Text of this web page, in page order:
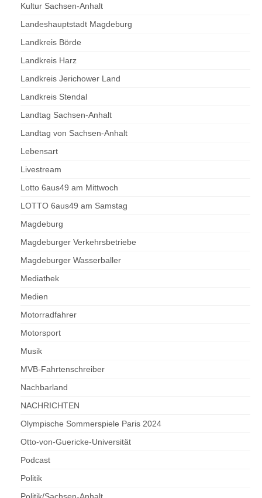
Kultur Sachsen-Anhalt
Landeshauptstadt Magdeburg
Landkreis Börde
Landkreis Harz
Landkreis Jerichower Land
Landkreis Stendal
Landtag Sachsen-Anhalt
Landtag von Sachsen-Anhalt
Lebensart
Livestream
Lotto 6aus49 am Mittwoch
LOTTO 6aus49 am Samstag
Magdeburg
Magdeburger Verkehrsbetriebe
Magdeburger Wasserballer
Mediathek
Medien
Motorradfahrer
Motorsport
Musik
MVB-Fahrtenschreiber
Nachbarland
NACHRICHTEN
Olympische Sommerspiele Paris 2024
Otto-von-Guericke-Universität
Podcast
Politik